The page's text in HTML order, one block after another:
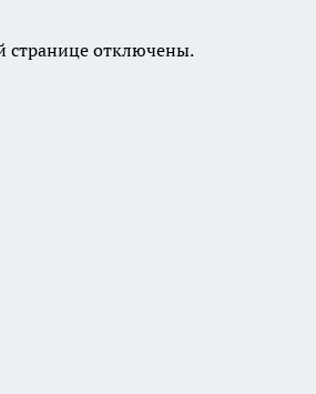
странице отключены.